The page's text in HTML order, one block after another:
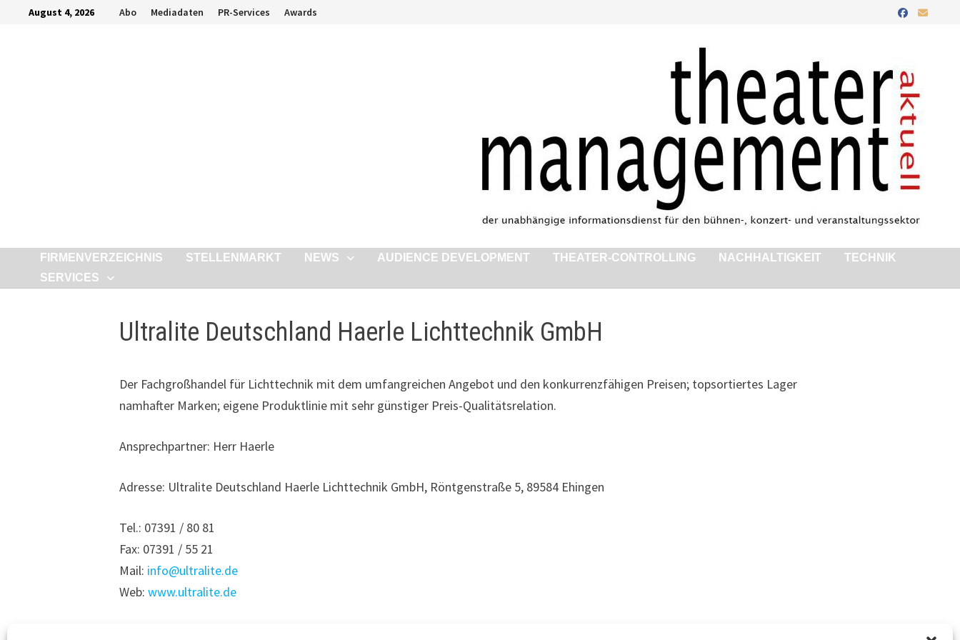
ZurückAugust 4, 2026 Abo Mediadaten PR-Services Awards
FIRMENVERZEICHNIS STELLENMARKT NEWS AUDIENCE DEVELOPMENT THEATER-CONTROLLING NACHHALTIGKEIT
TECHNIK
SERVICES
Ultralite Deutschland Haerle Lichttechnik GmbH
Der Fachgroßhandel für Lichttechnik mit dem umfangreichen Angebot und den konkurrenzfähigen Preisen; topsortiertes Lager
namhafter Marken; eigene Produktlinie mit sehr günstiger Preis-Qualitätsrelation.
Ansprechpartner: Herr Haerle
Adresse: Ultralite Deutschland Haerle Lichttechnik GmbH, Röntgenstraße 5, 89584 Ehingen
Tel.: 07391 / 80 81
Fax: 07391 / 55 21
Mail: info@ultralite.de
Web: www.ultralite.de